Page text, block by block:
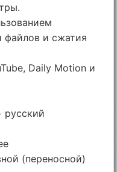
файлов и сжатия
Daily Motion и
русский
(переносной)